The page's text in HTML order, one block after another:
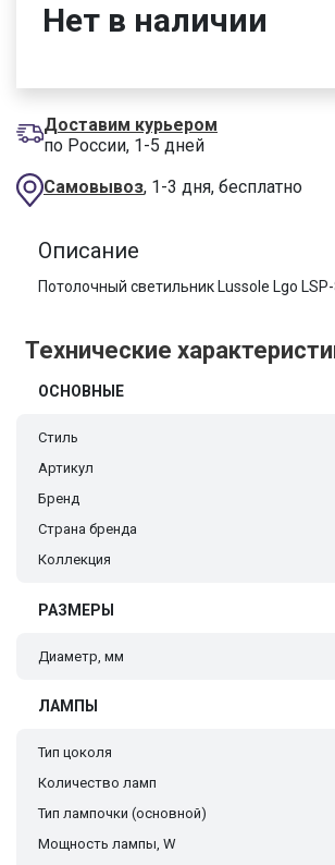
Нет в наличии
Доставим курьером
по России, 1-5 дней
Самовывоз, 1-3 дня, бесплатно
Описание
Потолочный светильник Lussole Lgo
Технические
ОСНОВНЫЕ
Стиль
Артикул
Бренд
Страна бренда
Коллекция
РАЗМЕРЫ
Диаметр, мм
ЛАМПЫ
Тип цоколя
Количество ламп
Тип лампочки (основной)
Мощность лампы, W